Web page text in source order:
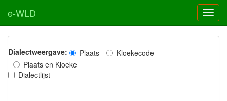
e-WLD
Dialectweergave: Plaats
Kloekecode
Plaats en Kloeke
Dialectlijst